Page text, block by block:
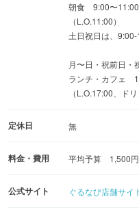
■至極の一杯を■
コーヒーは4種のコンセ
特別なシークレットの豆
おたずねください。
朝食 9:00〜11:00
（L.O.11:00）
土日祝日は、9:00-
月〜日・祝前日・
ランチ・カフェ
（L.O.17:00、ド
定休日 無
料金・費用 平均予算 1,500円
公式サイト ぐるなび店舗サイ